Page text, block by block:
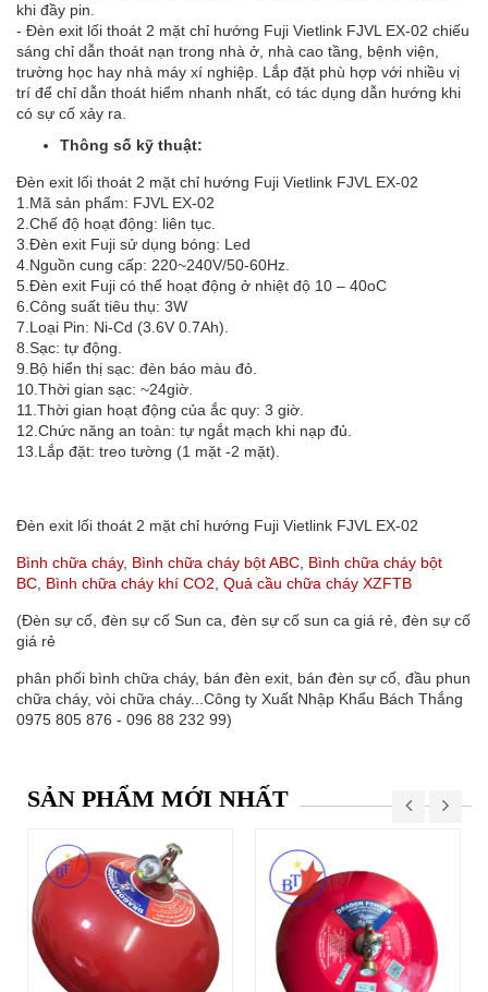
khi đầy pin.
- Đèn exit lối thoát 2 mặt chỉ hướng Fuji Vietlink FJVL EX-02 chiếu
sáng chỉ dẫn thoát nạn trong nhà ở, nhà cao tầng, bệnh viện,
trường học hay nhà máy xí nghiệp. Lắp đặt phù hợp với nhiều vị
trí để chỉ dẫn thoát hiểm nhanh nhất, có tác dụng dẫn hướng khi
có sự cố xảy ra.
Thông số kỹ thuật:
Đèn exit lối thoát 2 mặt chỉ hướng Fuji Vietlink FJVL EX-02
1.Mã sản phẩm: FJVL EX-02
2.Chế độ hoạt động: liên tục.
3.Đèn exit Fuji sử dụng bóng: Led
4.Nguồn cung cấp: 220~240V/50-60Hz.
5.Đèn exit Fuji có thể hoạt động ở nhiệt độ 10 – 40oC
6.Công suất tiêu thụ: 3W
7.Loại Pin: Ni-Cd (3.6V 0.7Ah).
8.Sạc: tự động.
9.Bộ hiển thị sạc: đèn báo màu đỏ.
10.Thời gian sạc: ~24giờ.
11.Thời gian hoạt động của ắc quy: 3 giờ.
12.Chức năng an toàn: tự ngắt mạch khi nạp đủ.
13.Lắp đặt: treo tường (1 mặt -2 mặt).
Đèn exit lối thoát 2 mặt chỉ hướng Fuji Vietlink FJVL EX-02
Bình chữa cháy, Bình chữa cháy bột ABC, Bình chữa cháy bột
BC, Bình chữa cháy khí CO2, Quả cầu chữa cháy XZFTB
(Đèn sự cố, đèn sự cố Sun ca, đèn sự cố sun ca giá rẻ, đèn sự cố
giá rẻ
phân phối bình chữa cháy, bán đèn exit, bán đèn sự cố, đầu phun
chữa cháy, vòi chữa cháy...Công ty Xuất Nhập Khẩu Bách Thắng
0975 805 876 - 096 88 232 99)
SẢN PHẨM MỚI NHẤT